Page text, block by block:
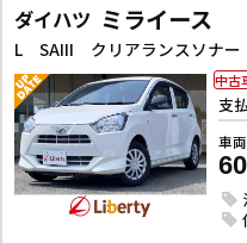
ダイハツ ミライース
支
車
中古